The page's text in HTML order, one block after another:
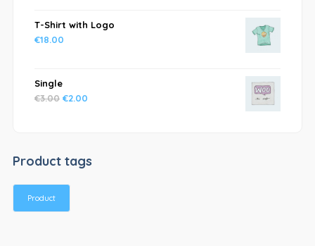
T-Shirt with Logo
€18.00
Single
€3.00 €2.00
Product tags
Product